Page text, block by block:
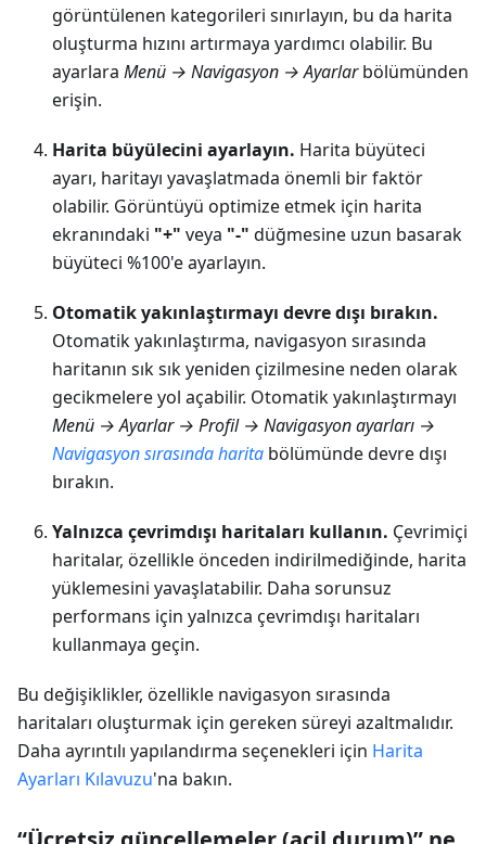
görüntülenen kategorileri sınırlayın, bu da harita
oluşturma hızını artırmaya yardımcı olabilir. Bu
ayarlara Menü → Navigasyon → Ayarlarbölümünden
erişin.
Harita büyülecini ayarlayın. Harita büyüteci
ayarı, haritayı yavaşlatmada önemli bir faktör
olabilir. Görüntüyü optimize etmek için harita
ekranındaki "+" veya "-" düğmesine uzun basarak
büyüteci %100'e ayarlayın.
Otomatik yakınlaştırmayı devre dışı bırakın.
Otomatik yakınlaştırma, navigasyon sırasında
haritanın sık sık yeniden çizilmesine neden olarak
gecikmelere yol açabilir. Otomatik yakınlaştırmayı
Menü → Ayarlar → Profil → Navigasyon ayarları →
Navigasyon sırasında harita bölümünde devre dışı
bırakın.
Yalnızca çevrimdışı haritaları kullanın. Çevrimiçi
haritalar, özellikle önceden indirilmediğinde, harita
yüklemesini yavaşlatabilir. Daha sorunsuz
performans için yalnızca çevrimdışı haritaları
kullanmaya geçin.
Bu değişiklikler, özellikle navigasyon sırasında
haritaları oluşturmak için gereken süreyi azaltmalıdır.
Daha ayrıntılı yapılandırma seçenekleri için Harita
Ayarları Kılavuzu'na bakın.